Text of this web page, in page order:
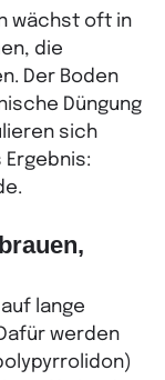
wächst oft in
die
Der Boden
Düngung
sich
lange
werden